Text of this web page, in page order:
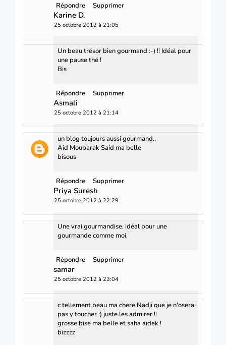
Répondre Supprimer
Karine D.
25 octobre 2012 à 21:05
Un beau trésor bien gourmand :-) !! Idéal pour
une pause thé !
Bis
Répondre Supprimer
Asmali
25 octobre 2012 à 21:14
un blog toujours aussi gourmand..
Aid Moubarak Said ma belle
bisous
Répondre Supprimer
Priya Suresh
25 octobre 2012 à 22:29
Une vrai gourmandise, idéal pour une
gourmande comme moi.
Répondre Supprimer
samar
25 octobre 2012 à 23:04
c tellement beau ma chere Nadji que je n'oserai
pas y toucher :) juste les admirer !!
grosse bise ma belle et saha aidek !
bizzzz